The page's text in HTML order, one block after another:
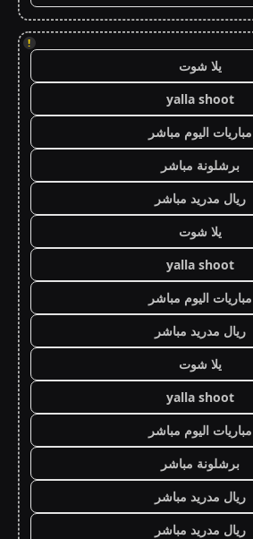
!
يلا شوت
yalla shoot
مباريات اليوم مباشر
برشلونة مباشر
ريال مدريد مباشر
يلا شوت
yalla shoot
مباريات اليوم مباشر
ريال مدريد مباشر
يلا شوت
yalla shoot
مباريات اليوم مباشر
برشلونة مباشر
ريال مدريد مباشر
ريال مدريد مباشر